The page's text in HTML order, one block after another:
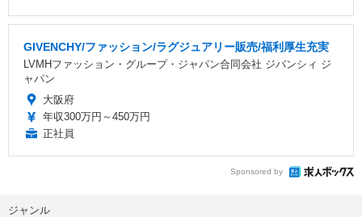
GIVENCHY/ファッション/ラグジュアリー販売/福利厚生充実
LVMHファッション・グループ・ジャパン合同会社 ジバンシィ ジ
ャパン
大阪府
年収300万円～450万円
正社員
Sponsored by
ジャンル